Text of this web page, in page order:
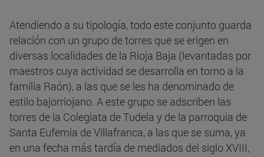
Atendiendo a su tipología, todo este conjunto guarda
relación con un grupo de torres que se erigen en
diversas localidades de la Rioja Baja (levantadas por
maestros cuya actividad se desarrolla en torno a la
familia Raón), a las que se les ha denominado de
estilo bajorriojano. A este grupo se adscriben las
torres de la Colegiata de Tudela y de la parroquia de
Santa Eufemia de Villafranca, a las que se suma, ya
en una fecha más tardía de mediados del siglo XVIII,